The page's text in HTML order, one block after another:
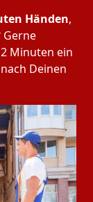
Händen,
Minuten ein
Deinen